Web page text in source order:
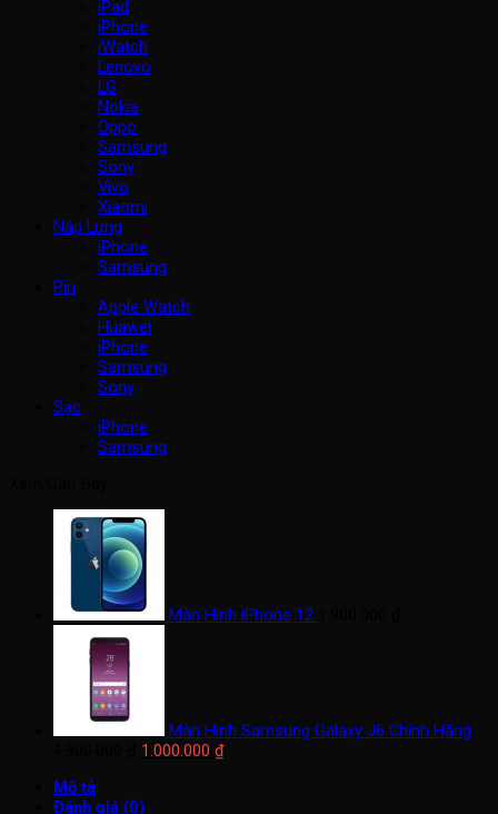
iPad
iPhone
iWatch
Lenovo
LG
Nokia
Oppo
Samsung
Sony
Vivo
Xiaomi
Nắp Lưng
iPhone
Samsung
Pin
Apple Watch
Huawei
iPhone
Samsung
Sony
Sạc
iPhone
Samsung
Màn Hình iPhone 12
Màn Hình Samsung Galaxy J6 Chính Hãng
Giá
1.300.000 ₫.
1.000.000 ₫Giá
Mô tả
Đánh giá (0)